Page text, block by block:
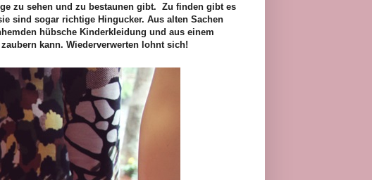
zu sehen und zu bestaunen gibt. Zu finden gibt es
sind sogar richtige Hingucker. Aus alten Sachen
hübsche Kinderkleidung und aus einem
kann. Wiederverwerten lohnt sich!